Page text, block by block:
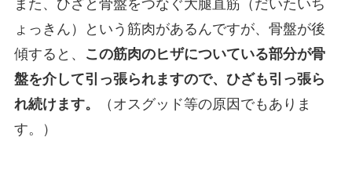
また、ひざと骨盤をつなぐ大腿直筋（だいたいち
ょっきん）という筋肉があるんですが、骨盤が後
傾すると、
この筋肉のヒザについている部分が骨
盤を介して引っ張られますので、ひざも引っ張ら
れ続けます。
（オスグッド等の原因でもありま
す。）